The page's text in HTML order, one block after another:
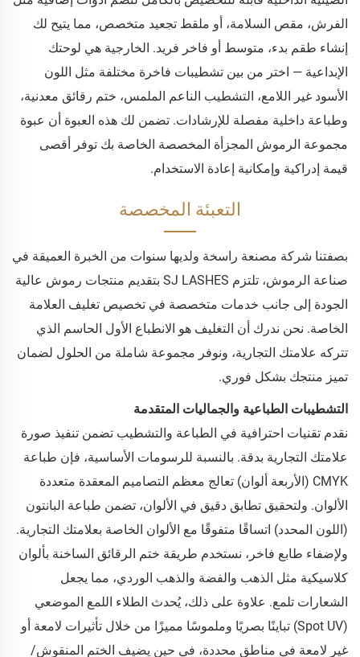
الفرش، مقص السلامة، أو ملقط تجعيد متخصص، مما يتيح لك
إنشاء طقم بدء، متوسط أو فاخر فريد. الخارجية هي لوحتك
الإبداعية — اختر من بين تشطيبات فاخرة مختلفة مثل اللون
الأسود غير اللامع، التشطيب الناعم الملمس، ختم رقائق معدنية،
وطباعة داخلية مفصلة للإرشادات. تضمن لك هذه العبوة أن عبوة
مجموعة الرموش المجزأة المخصصة الخاصة بك توفر أقصى
قيمة إدراكية وإمكانية إعادة الاستخدام.
التعبئة المخصصة
بصفتنا شركة مصنعة راسخة ولديها سنوات من الخبرة العميقة في
صناعة الرموش، تلتزم SJ LASHES بتقديم منتجات رموش عالية
الجودة إلى جانب خدمات متخصصة في تخصيص تغليف العلامة
الخاصة. نحن ندرك أن التغليف هو الانطباع الأول الحاسم الذي
تتركه علامتك التجارية، ونوفر مجموعة شاملة من الحلول لضمان
تميز منتجك بشكل فوري.
التشطيبات الطباعية والجماليات المتقدمة
نقدم تقنيات احترافية في الطباعة والتشطيب تضمن تنفيذ صورة
علامتك التجارية بدقة. بالنسبة للرسومات الأساسية، فإن طباعة
CMYK (الأربعة ألوان) تعالج معظم التصاميم المعقدة متعددة
الألوان. ولتحقيق تطابق دقيق في الألوان، تضمن طباعة البانتون
(اللون المحدد) اتساقًا متفوقًا مع الألوان الخاصة بعلامتك التجارية.
ولإضفاء طابع فاخر، نستخدم طريقة ختم الرقائق الساخنة بألوان
كلاسيكية مثل الذهب والفضة والذهب الوردي، مما يجعل
الشعارات تلمع. علاوة على ذلك، يُحدث الطلاء اللمع الموضعي
(Spot UV) تباينًا بصريًا وملموسًا مميزًا من خلال تأثيرات لامعة أو
غير لامعة في مناطق محددة، في حين يضيف الختم المنقوش/